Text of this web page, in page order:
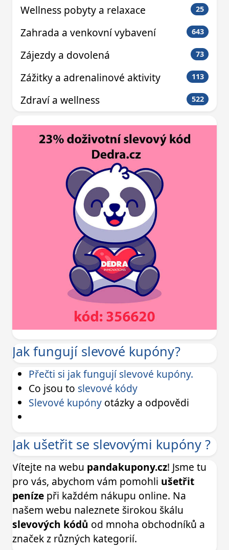
Wellness pobyty a relaxace 25
Zahrada a venkovní vybavení 643
Zájezdy a dovolená 73
Zážitky a adrenalinové aktivity 113
Zdraví a wellness 522
Jak fungují slevové kupóny?
Přečti si jak fungují slevové kupóny.
Co jsou to slevové kódy
Slevové kupóny otázky a odpovědi
Jak ušetřit se slevovými kupóny ?
Vítejte na webu pandakupony.cz! Jsme tu
pro vás, abychom vám pomohli ušetřit
peníze při každém nákupu online. Na
našem webu naleznete širokou škálu
slevových kódů od mnoha obchodníků a
značek z různých kategorií.